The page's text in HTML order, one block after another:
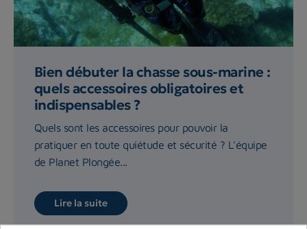
Bien débuter la chasse sous-marine :
quels accessoires obligatoires et
indispensables ?
Quels sont les accessoires pour pouvoir la
pratiquer en toute quiétude et sécurité ? L'équipe
de Planet Plongée...
Lire la suite